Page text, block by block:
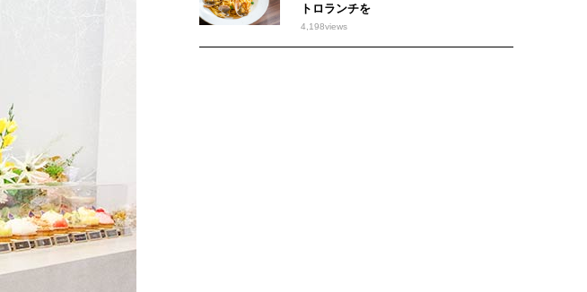
トロランチを
4,198views